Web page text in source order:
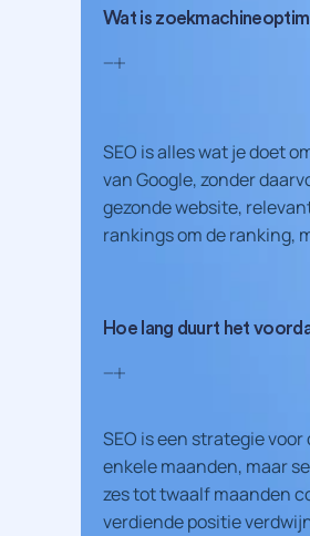
Wat is
SEO is alles wat je doet
van Google, zonder
gezonde website,
rankings om de ranking,
Hoe lang duurt het
SEO is een strategie
enkele maanden, maar
zes tot twaalf maanden
verdiende positie